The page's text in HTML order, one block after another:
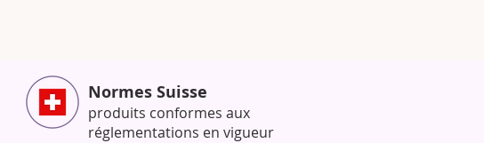
Normes Suisse
produits conformes aux
réglementations en vigueur